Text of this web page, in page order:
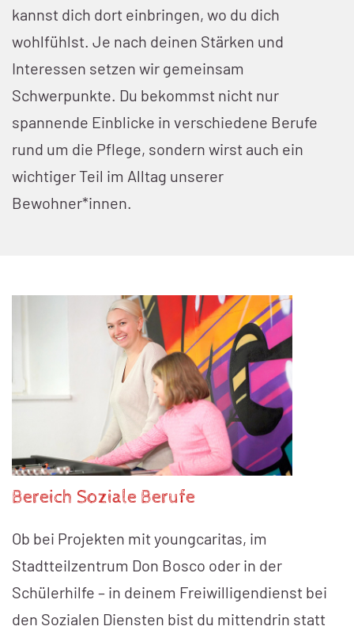
kannst dich dort einbringen, wo du dich
wohlfühlst. Je nach deinen Stärken und
Interessen setzen wir gemeinsam
Schwerpunkte. Du bekommst nicht nur
spannende Einblicke in verschiedene Berufe
rund um die Pflege, sondern wirst auch ein
wichtiger Teil im Alltag unserer
Bewohner*innen.
Bereich Soziale Berufe
Ob bei Projekten mit youngcaritas, im
Stadtteilzentrum Don Bosco oder in der
Schülerhilfe – in deinem Freiwilligendienst bei
den Sozialen Diensten bist du mittendrin statt